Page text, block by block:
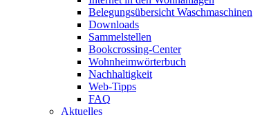
Belegungsübersicht Waschmaschinen
Downloads
Sammelstellen
Bookcrossing-Center
Wohnheimwörterbuch
Nachhaltigkeit
Web-Tipps
FAQ
Aktuelles